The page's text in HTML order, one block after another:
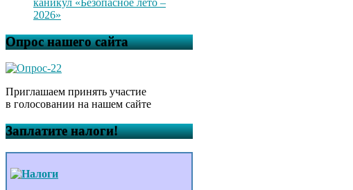
2026»
Опрос нашего сайта
Приглашаем принять участие
в голосовании на нашем сайте
Заплатите налоги!